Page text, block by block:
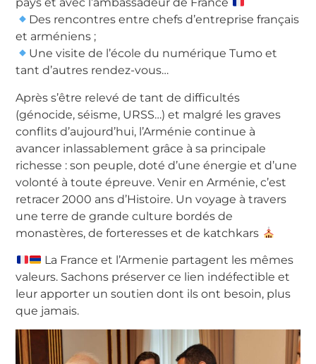
Des rencontres entre chefs d’entreprise français
et arméniens ;
Une visite de l’école du numérique Tumo et
tant d’autres rendez-vous…
Après s’être relevé de tant de difficultés
(génocide, séisme, URSS…) et malgré les graves
conflits d’aujourd’hui, l’Arménie continue à
avancer inlassablement grâce à sa principale
richesse : son peuple, doté d’une énergie et d’une
volonté à toute épreuve. Venir en Arménie, c’est
retracer 2000 ans d’Histoire. Un voyage à travers
une terre de grande culture bordés de
monastères, de forteresses et de katchkars
La France et l’Armenie partagent les mêmes
valeurs. Sachons préserver ce lien indéfectible et
leur apporter un soutien dont ils ont besoin, plus
que jamais.